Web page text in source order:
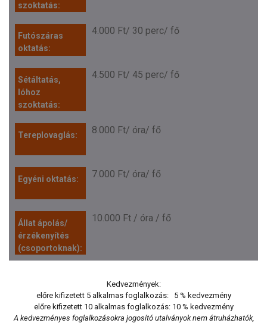
4.000 Ft/ 30 perc/ fő
4.500 Ft/ 45 perc/ fő
8.000 Ft/ óra/ fő
7.000 Ft/ óra/ fő
10.000 Ft / óra / fő
Kedvezmények:
előre kifizetett 5 alkalmas foglalkozás: 5 % kedvezmény
előre kifizetett 10 alkalmas foglalkozás: 10 % kedvezmény
A kedvezményes foglalkozásokra jogosító utalványok nem átruházhatók,